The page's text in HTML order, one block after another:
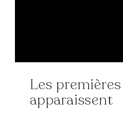
Les
apparaissent